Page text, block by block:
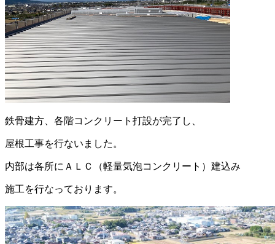
鉄骨建方、各階コンクリート打設が完了し、
屋根工事を行ないました。
内部は各所にＡＬＣ（軽量気泡コンクリート）建込み
施工を行なっております。